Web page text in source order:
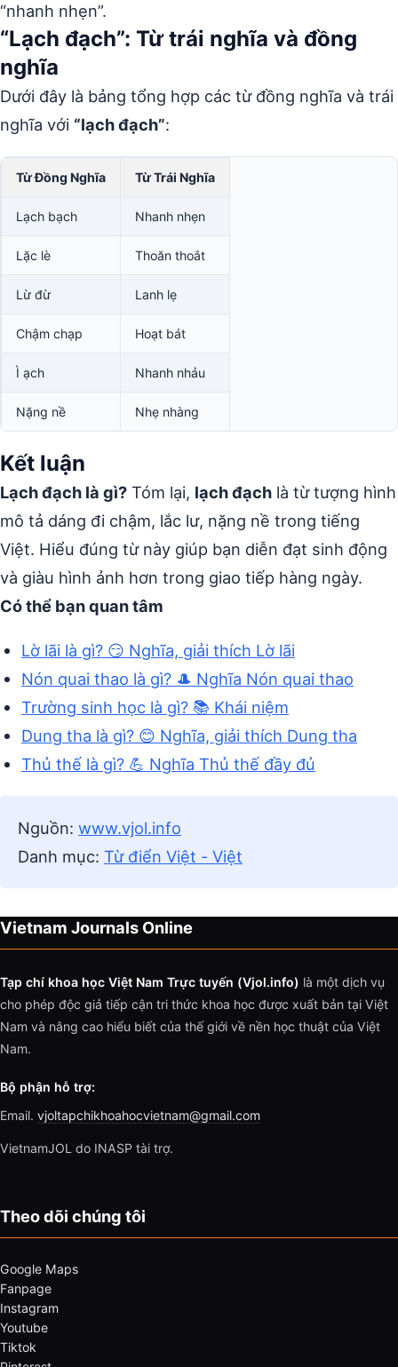
“nhanh nhẹn”.
“Lạch đạch”: Từ trái nghĩa và đồng
nghĩa
Dưới đây là bảng tổng hợp các từ đồng nghĩa và trái
nghĩa với “lạch đạch”:
Từ Đồng Nghĩa Từ Trái Nghĩa
Lạch bạch Nhanh nhẹn
Lặc lè Thoăn thoắt
Lừ đừ Lanh lẹ
Chậm chạp Hoạt bát
Ì ạch Nhanh nhảu
Nặng nề Nhẹ nhàng
Kết luận
Lạch đạch là gì? Tóm lại, lạch đạch là từ tượng hình
mô tả dáng đi chậm, lắc lư, nặng nề trong tiếng
Việt. Hiểu đúng từ này giúp bạn diễn đạt sinh động
và giàu hình ảnh hơn trong giao tiếp hàng ngày.
Có thể bạn quan tâm
Lờ lãi là gì? 😏 Nghĩa, giải thích Lờ lãi
Nón quai thao là gì? 🎩 Nghĩa Nón quai thao
Trường sinh học là gì? 📚 Khái niệm
Dung tha là gì? 😊 Nghĩa, giải thích Dung tha
Thủ thế là gì? 💪 Nghĩa Thủ thế đầy đủ
Nguồn: www.vjol.info
Danh mục: Từ điển Việt - Việt
Vietnam Journals Online
Tạp chí khoa học Việt Nam Trực tuyến (Vjol.info) là một dịch vụ
cho phép độc giả tiếp cận tri thức khoa học được xuất bản tại Việt
Nam và nâng cao hiểu biết của thế giới về nền học thuật của Việt
Nam.
Bộ phận hỗ trợ:
Email. vjoltapchikhoahocvietnam@gmail.com
VietnamJOL do INASP tài trợ.
Theo dõi chúng tôi
Google Maps
Fanpage
Instagram
Youtube
Tiktok